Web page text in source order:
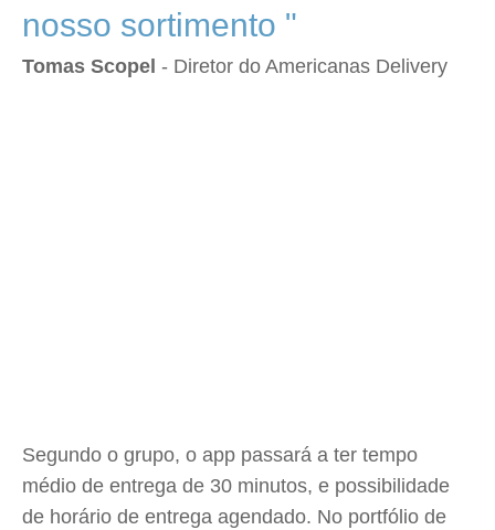
nosso sortimento "
Tomas Scopel - Diretor do Americanas Delivery
Segundo o grupo, o app passará a ter tempo
médio de entrega de 30 minutos, e possibilidade
de horário de entrega agendado. No portfólio de